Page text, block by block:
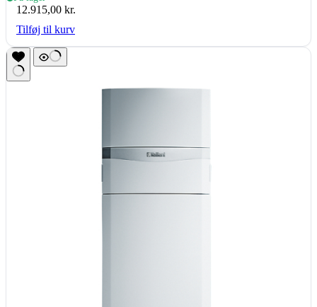
12.915,00 kr.
Tilføj til kurv